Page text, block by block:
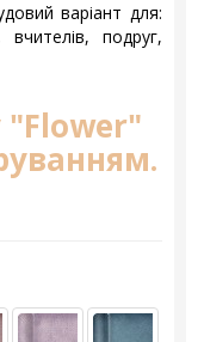
варіант для:
подруг,
"Flower"